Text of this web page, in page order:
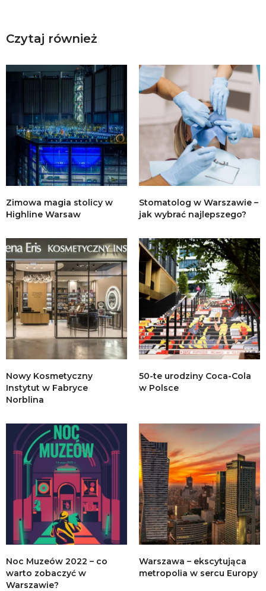
Czytaj również
Zimowa magia stolicy w
Highline Warsaw
Stomatolog w Warszawie –
jak wybrać najlepszego?
Nowy Kosmetyczny
Instytut w Fabryce
Norblina
50-te urodziny Coca-Cola
w Polsce
Noc Muzeów 2022 – co
warto zobaczyć w
Warszawie?
Warszawa – ekscytująca
metropolia w sercu Europy